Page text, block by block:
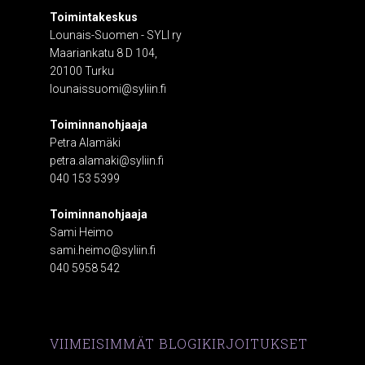
Toimintakeskus
Lounais-Suomen - SYLI ry
Maariankatu 8 D 104,
20100 Turku
lounaissuomi@syliin.fi
Toiminnanohjaaja
Petra Alamäki
petra.alamaki@syliin.fi
040 153 5399
Toiminnanohjaaja
Sami Heimo
sami.heimo@syliin.fi
040 5958 542
VIIMEISIMMÄT BLOGIKIRJOITUKSET